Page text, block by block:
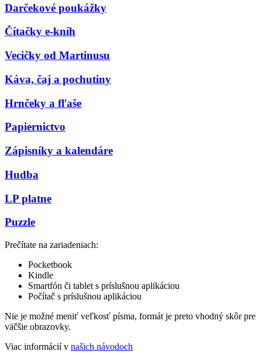
Darčekové poukážky
Čítačky e-kníh
Vecičky od Martinusu
Káva, čaj a pochutiny
Hrnčeky a fľaše
Papiernictvo
Zápisníky a kalendáre
Hudba
LP platne
Puzzle
Prečítate na zariadeniach:
Pocketbook
Kindle
Smartfón či tablet s príslušnou aplikáciou
Počítač s príslušnou aplikáciou
Nie je možné meniť veľkosť písma, formát je preto vhodný skôr pre
väčšie obrazovky.
Viac informácií v našich návodoch